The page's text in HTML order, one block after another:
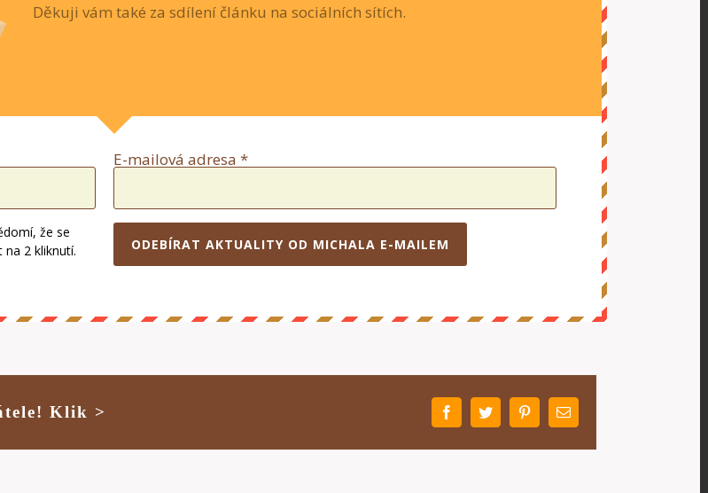
Děkuji vám také za sdílení článku na sociálních sítích.
E-mailová adresa *
že se
2 kliknutí.
ODEBÍRAT AKTUALITY OD MICHALA E-MAILEM
Klik > FacebookTwitterPinterestE-
mail